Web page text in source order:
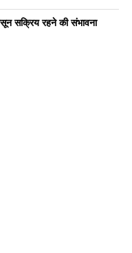
सक्रिय रहने की संभावना